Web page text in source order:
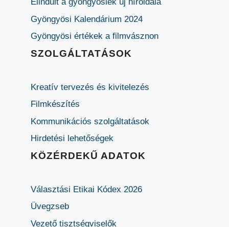
Gyöngyösi Kalendárium 2024
Gyöngyösi értékek a filmvásznon
SZOLGÁLTATÁSOK
Kreatív tervezés és kivitelezés
Filmkészítés
Kommunikációs szolgáltatások
Hirdetési lehetőségek
KÖZÉRDEKŰ ADATOK
Választási Etikai Kódex 2026
Üvegzseb
Vezető tisztségviselők